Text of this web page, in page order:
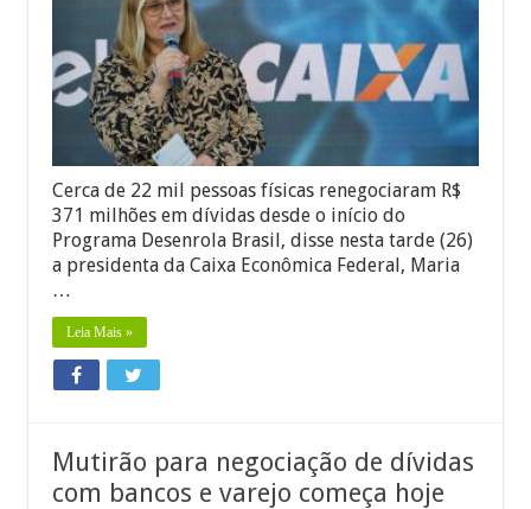
milhões
em
dívidas
desde
início
do
Desenrola
Cerca de 22 mil pessoas físicas renegociaram R$
371 milhões em dívidas desde o início do
Programa Desenrola Brasil, disse nesta tarde (26)
a presidenta da Caixa Econômica Federal, Maria
…
Leia Mais »
Mutirão para negociação de dívidas
com bancos e varejo começa hoje